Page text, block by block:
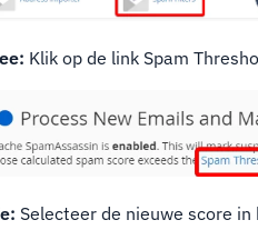
Klik op de link Spam
Selecteer de nieuwe score